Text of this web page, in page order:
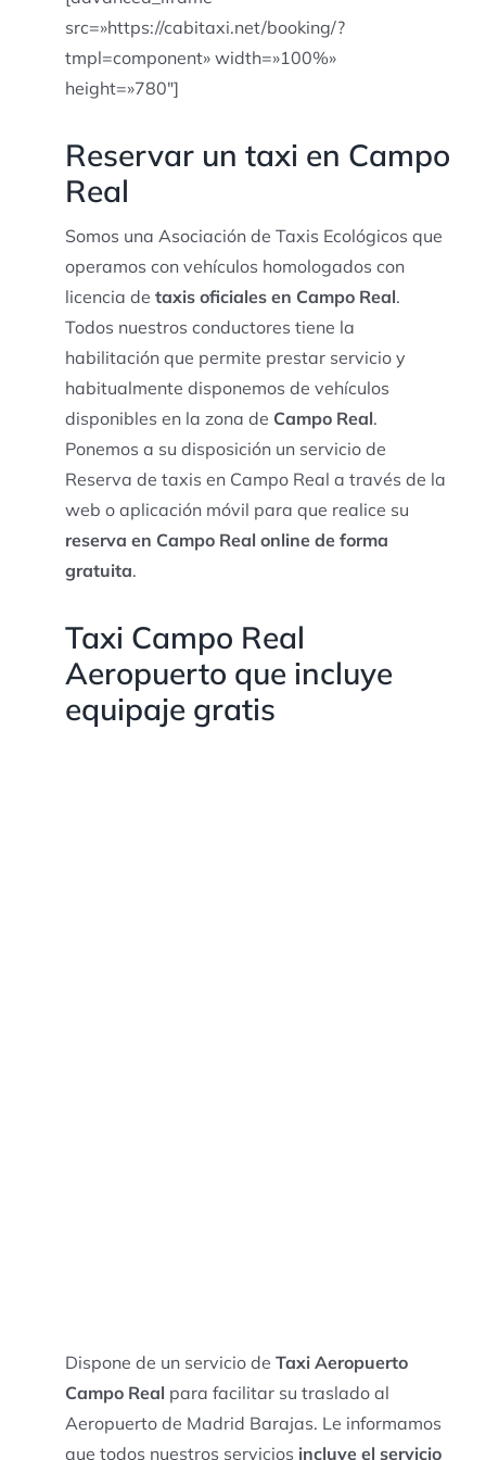
src=»https://cabitaxi.net/booking/?
tmpl=component» width=»100%»
height=»780″]
Reservar un taxi en Campo
Real
Somos una Asociación de Taxis Ecológicos que
operamos con vehículos homologados con
licencia de taxis oficiales en Campo Real.
Todos nuestros conductores tiene la
habilitación que permite prestar servicio y
habitualmente disponemos de vehículos
disponibles en la zona de Campo Real.
Ponemos a su disposición un servicio de
Reserva de taxis en Campo Real a través de la
web o aplicación móvil para que realice su
reserva en Campo Real online de forma
gratuita.
Taxi Campo Real
Aeropuerto que incluye
equipaje gratis
Dispone de un servicio de Taxi Aeropuerto
Campo Real para facilitar su traslado al
Aeropuerto de Madrid Barajas. Le informamos
que todos nuestros servicios incluye el servicio